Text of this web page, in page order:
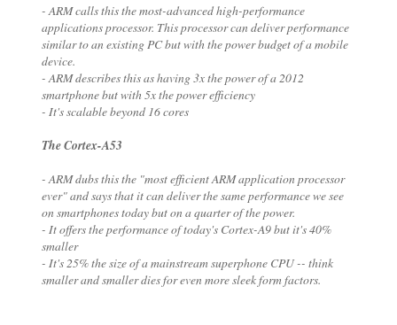
- ARM calls this the most-advanced high-performance
applications processor. This processor can deliver performance
similar to an existing PC but with the power budget of a mobile
device.
- ARM describes this as having3x the power of a 2012
smartphonebut with5x the power efficiency
- It's scalable beyond 16 cores
The Cortex-A53
- ARM dubs this the "most efficient ARM application processor
ever" and says that it can deliver the same performance we see
on smartphones today but on aquarter of the power.
- It offers theperformance of today's Cortex-A9but it's 40%
smaller
- It's 25% the size of a mainstream superphone CPU -- think
smaller and smaller dies for even more sleek form factors.